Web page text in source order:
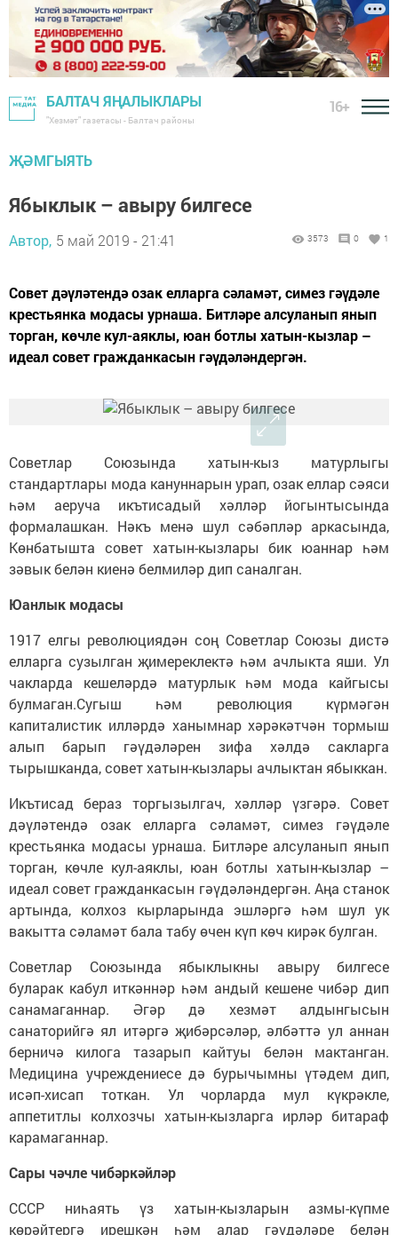
БАЛТАЧ ЯҢАЛЫКЛАРЫ
"Хезмәт" газетасы - Балтач районы
16+
ҖӘМГЫЯТЬ
Ябыклык – авыру билгесе
Автор, 5 май 2019 - 21:41 3573 0 1
Совет дәүләтендә озак елларга сәламәт, симез гәүдәле
крестьянка модасы урнаша. Битләре алсуланып янып
торган, көчле кул-аяклы, юан ботлы хатын-кызлар –
идеал совет гражданкасын гәүдәләндергән.
Советлар Союзында хатын-кыз матурлыгы
стандартлары мода кануннарын урап, озак еллар сәяси
һәм аеруча икътисадый хәлләр йогынтысында
формалашкан. Нәкъ менә шул сәбәпләр аркасында,
Көнбатышта совет хатын-кызлары бик юаннар һәм
зәвык белән киенә белмиләр дип саналган.
Юанлык модасы
1917 елгы революциядән соң Советлар Союзы дистә
елларга сузылган җимереклектә һәм ачлыкта яши. Ул
чакларда кешеләрдә матурлык һәм мода кайгысы
булмаган.Сугыш һәм революция күрмәгән
капиталистик илләрдә ханымнар хәрәкәтчән тормыш
алып барып гәүдәләрен зифа хәлдә сакларга
тырышканда, совет хатын-кызлары ачлыктан ябыккан.
Икътисад бераз торгызылгач, хәлләр үзгәрә. Совет
дәүләтендә озак елларга сәламәт, симез гәүдәле
крестьянка модасы урнаша. Битләре алсуланып янып
торган, көчле кул-аяклы, юан ботлы хатын-кызлар –
идеал совет гражданкасын гәүдәләндергән. Аңа станок
артында, колхоз кырларында эшләргә һәм шул ук
вакытта сәламәт бала табу өчен күп көч кирәк булган.
Советлар Союзында ябыклыкны авыру билгесе
буларак кабул иткәннәр һәм андый кешене чибәр дип
санамаганнар. Әгәр дә хезмәт алдынгысын
санаторийгә ял итәргә җибәрсәләр, әлбәттә ул аннан
берничә килога тазарып кайтуы белән мактанган.
Медицина учреждениесе дә бурычымны үтәдем дип,
исәп-хисап тоткан. Ул чорларда мул күкрәкле,
аппетитлы колхозчы хатын-кызларга ирләр битараф
карамаганнар.
Сары чәчле чибәркәйләр
СССР ниһаять үз хатын-кызларын азмы-күпме
көрәйтергә ирешкән һәм алар гәүдәләре белән